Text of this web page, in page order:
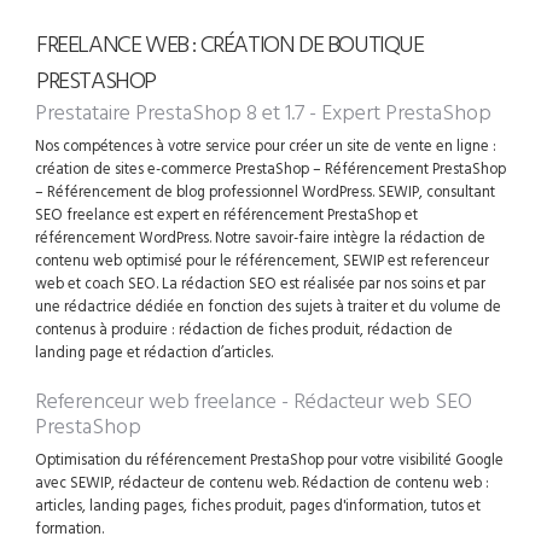
FREELANCE WEB : CRÉATION DE BOUTIQUE
PRESTASHOP
Prestataire PrestaShop 8 et 1.7 - Expert PrestaShop
Nos compétences à votre service pour créer un site de vente en ligne :
création de sites e-commerce PrestaShop – Référencement PrestaShop
– Référencement de blog professionnel WordPress. SEWIP, consultant
SEO freelance est expert en référencement PrestaShop et
référencement WordPress. Notre savoir-faire intègre la rédaction de
contenu web optimisé pour le référencement, SEWIP est referenceur
web et coach SEO. La rédaction SEO est réalisée par nos soins et par
une rédactrice dédiée en fonction des sujets à traiter et du volume de
contenus à produire : rédaction de fiches produit, rédaction de
landing page et rédaction d’articles.
Referenceur web freelance - Rédacteur web SEO
PrestaShop
Optimisation du référencement PrestaShop pour votre visibilité Google
avec SEWIP, rédacteur de contenu web. Rédaction de contenu web :
articles, landing pages, fiches produit, pages d'information, tutos et
formation.